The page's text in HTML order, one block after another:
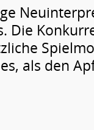
Die
als den